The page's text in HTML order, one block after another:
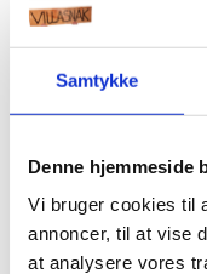
Samtykke
Denne hjemmeside
Vi bruger cookies til
annoncer, til at vise
at analysere vores